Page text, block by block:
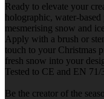
Ready to elevate your
holographic, water-based
mesmerising snow and
Apply with a brush or
touch to your Christmas
fresh snow into your
Tested to CE and EN
Be the creator of the